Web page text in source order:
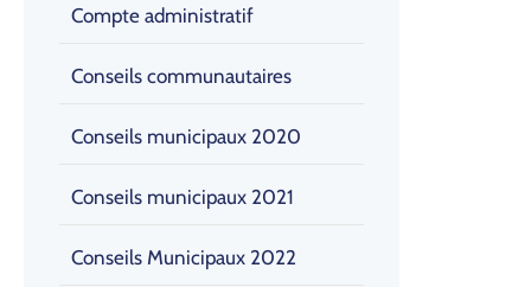
Compte administratif
Conseils communautaires
Conseils municipaux 2020
Conseils municipaux 2021
Conseils Municipaux 2022